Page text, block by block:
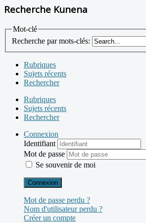
Recherche Kunena
Mot-clé
Recherche par mots-clés:
Rubriques
Sujets récents
Rechercher
Rubriques
Sujets récents
Rechercher
Connexion
Identifiant
Mot de passe
Se souvenir de moi
Connexion
Mot de passe perdu ?
Nom d'utilisateur perdu ?
Créer un compte